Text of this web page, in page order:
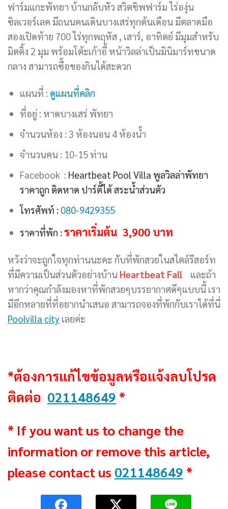
ฟาร์มแกะพัทยา บ้านกลับหัว สวิตชิพฟาร์ม ไร่องุ่น
ซิลเวอร์เลค มีถนนคนเดินบางเสร่ทุกต้นเดือน มีตลาดมือ
สองเปิดท้าย 700 ไร่ทุกพฤหัส , เสาร์, อาทิตย์ มีมุมสำหรับ
มิตติ้ง 2 มุม พร้อมโต้ะเก้าอี้ หน้าวิลล่าเป็นมินิมาร์ทขนาด
กลาง สามารถซื้อของกินได้สะดวก
แผนที่ : ดูแผนที่คลิก
ที่อยู่ : หาดบางเสร่ พัทยา
จำนวนห้อง : 3 ห้องนอน 4 ห้องน้ำ
จำนวนคน : 10-15 ท่าน
Facebook : Heartbeat Pool Villa พูลวิลล่าพัทยา
ราคาถูก ติดหาด ปาร์ตี้ได้ สระน้ำส่วนตัว
โทรศัพท์ : 080-9429355
ราคาที่พัก :ราคาเริ่มต้น 3,900 บาท
หวังว่าจะถูกใจทุกท่านนะคะ กับที่พักสวยในสไตล์รีสอร์ท
ที่มีความเป็นส่วนตัวอย่างบ้าน Heartbeat Fall
และถ้า
หากว่าคุณกำลังมองหาที่พักสวยๆบรรยากาศดีๆแบบนี้ เรา
มีอีกหลายที่ที่อยากนำเสนอ สามารถจองที่พักกับเราได้ที่นี่
Poolvilla city เลยค่ะ
*ต้องการแก้ไขข้อมูลหรือแจ้งลบโปรด
ติดต่อ 021148649 *
* If you want us to change the
information or remove this article,
please contact us 021148649 *